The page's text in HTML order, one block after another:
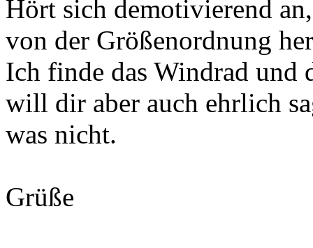
Hört sich demotivierend
von der Größenordnung
Ich finde das Windrad und
will dir aber auch ehrlich
was nicht.
Grüße